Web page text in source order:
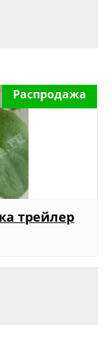
Распродажа
трейлер